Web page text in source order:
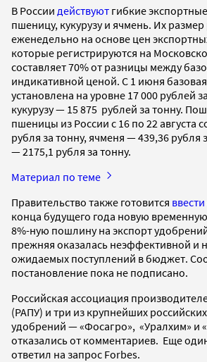
В России действуют гибкие
пшеницу, кукурузу и ячмень. Их размер
еженедельно на основе цен
которые регистрируются на
составляет 70% от разницы между
индикативной ценой. С 1 июня
установлена на уровне 17 000 рублей
кукурузу — 15 875 рублей за тонну.
пшеницы из России с 16 по 22 августа
рубля за тонну, ячменя — 439,36 рубля
— 2175,1 рубля за тонну.
Материал по теме
Правительство также готовится ввести
конца будущего года новую
8%-ную пошлину на экспорт
прежняя оказалась неэффективной и
ожидаемых поступлений в бюджет.
постановление пока не подписано.
Российская ассоциация
(РАПУ) и три из крупнейших
удобрений — «Фосагро», «Уралхим» и
отказались от комментариев. Еще
ответил на запрос Forbes.